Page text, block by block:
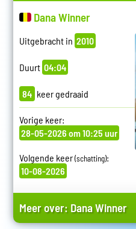
Dana Winner
Uitgebracht in 2010
Duurt 04:04
84 keer gedraaid
Vorige keer:
28-05-2026 om 10:25 uur
Volgende keer(schatting):
10-08-2026
Meer over: Dana Winner